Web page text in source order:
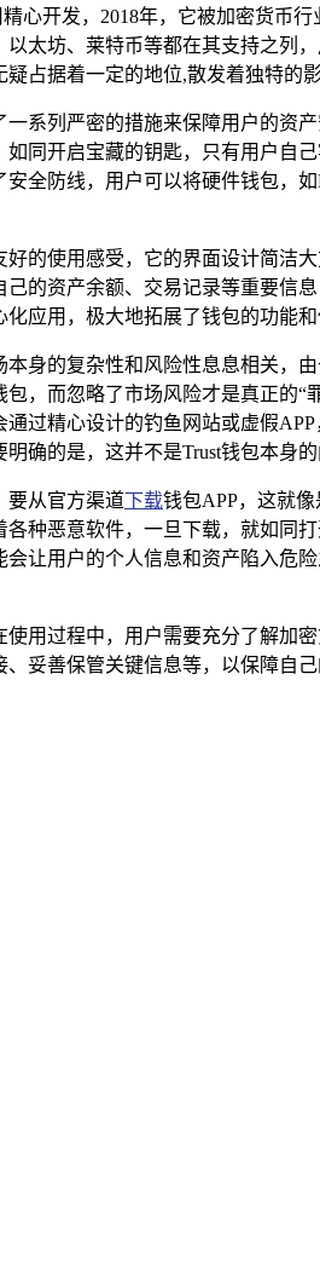
心开发，2018年，它被加密货币
太坊、莱特币等都在其支持之列
占据着一定的地位,散发着独特的影
系列严密的措施来保障用户的资
同开启宝藏的钥匙，只有用户自
防线，用户可以将硬件钱包，
的使用感受，它的界面设计简洁
的资产余额、交易记录等重要信
应用，极大地拓展了钱包的功能
身的复杂性和风险性息息相关，
，而忽略了市场风险才是真正的
过精心设计的钓鱼网站或虚假
确的是，这并不是Trust钱包本身
要从官方渠道下载钱包APP，这就
种恶意软件，一旦下载，就如同
让用户的个人信息和资产陷入危
用过程中，用户需要充分了解加
妥善保管关键信息等，以保障自